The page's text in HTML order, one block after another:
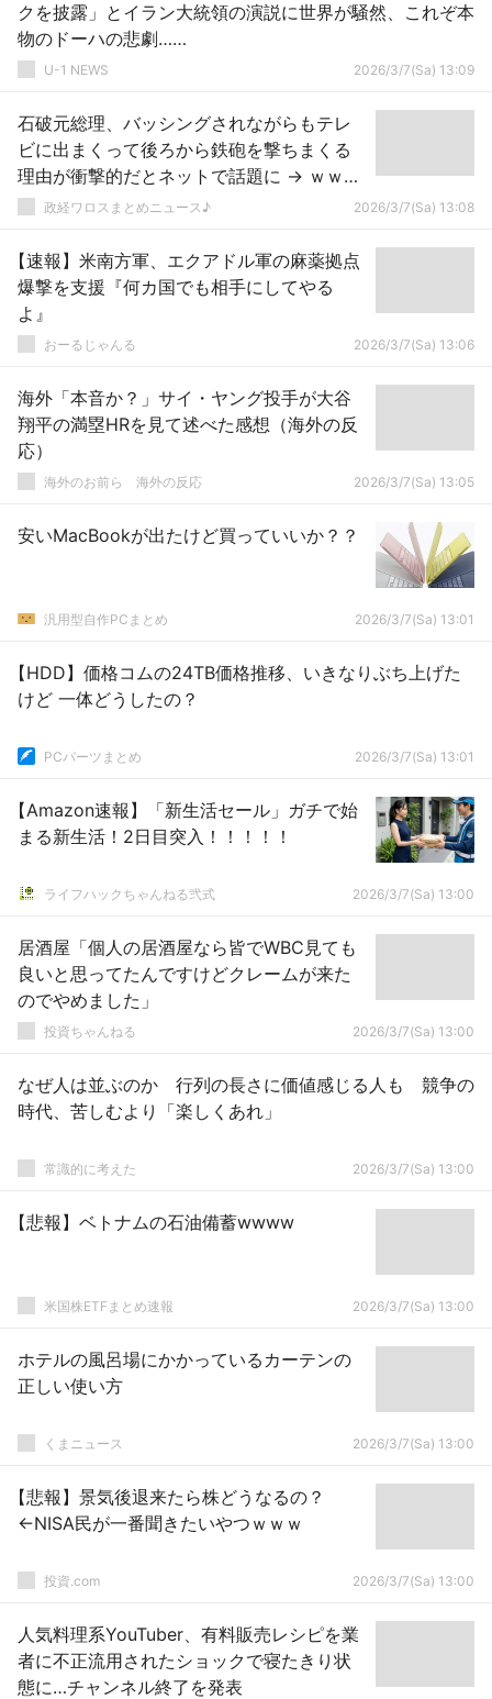
クを披露」とイラン大統領の演説に世界が騒然、これぞ本
物のドーハの悲劇……
U-1 NEWS 2026/3/7(Sa) 13:09
石破元総理、バッシングされながらもテレ
ビに出まくって後ろから鉄砲を撃ちまくる
理由が衝撃的だとネットで話題に → ｗｗｗ
ｗｗｗｗｗｗｗｗｗｗｗｗｗｗｗｗ
政経ワロスまとめニュース♪ 2026/3/7(Sa) 13:08
【速報】米南方軍、エクアドル軍の麻薬拠点
爆撃を支援『何カ国でも相手にしてやる
よ』
おーるじゃんる 2026/3/7(Sa) 13:06
海外「本音か？」サイ・ヤング投手が大谷
翔平の満塁HRを見て述べた感想（海外の反
応）
海外のお前ら 海外の反応 2026/3/7(Sa) 13:05
安いMacBookが出たけど買っていいか？？
汎用型自作PCまとめ 2026/3/7(Sa) 13:01
【HDD】価格コムの24TB価格推移、いきなりぶち上げた
けど 一体どうしたの？
PCパーツまとめ 2026/3/7(Sa) 13:01
【Amazon速報】「新生活セール」ガチで始
まる新生活！2日目突入！！！！！
ライフハックちゃんねる弐式 2026/3/7(Sa) 13:00
居酒屋「個人の居酒屋なら皆でWBC見ても
良いと思ってたんですけどクレームが来た
のでやめました」
投資ちゃんねる 2026/3/7(Sa) 13:00
なぜ人は並ぶのか 行列の長さに価値感じる人も 競争の
時代、苦しむより「楽しくあれ」
常識的に考えた 2026/3/7(Sa) 13:00
【悲報】ベトナムの石油備蓄wwww
米国株ETFまとめ速報 2026/3/7(Sa) 13:00
ホテルの風呂場にかかっているカーテンの
正しい使い方
くまニュース 2026/3/7(Sa) 13:00
【悲報】景気後退来たら株どうなるの？
←NISA民が一番聞きたいやつｗｗｗ
投資.com 2026/3/7(Sa) 13:00
人気料理系YouTuber、有料販売レシピを業
者に不正流用されたショックで寝たきり状
態に…チャンネル終了を発表